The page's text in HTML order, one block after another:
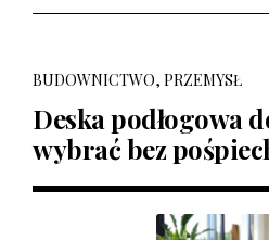
BUDOWNICTWO, PRZEMYSŁ
Deska podłogowa
wybrać bez